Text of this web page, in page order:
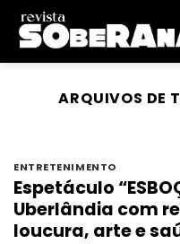
Skip
content
ARQUIVOS DE
ENTRETENIMENTO
Espetáculo
Uberlândia com
loucura, arte e